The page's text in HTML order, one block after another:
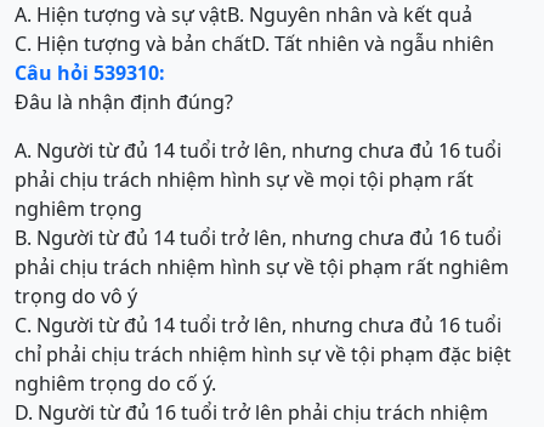
A. Hiện tượng và sự vậtB. Nguyên nhân và kết quả
C. Hiện tượng và bản chấtD. Tất nhiên và ngẫu nhiên
Câu hỏi 539310:
Đâu là nhận định đúng?
A. Người từ đủ 14 tuổi trở lên, nhưng chưa đủ 16 tuổi
phải chịu trách nhiệm hình sự về mọi tội phạm rất
nghiêm trọng
B. Người từ đủ 14 tuổi trở lên, nhưng chưa đủ 16 tuổi
phải chịu trách nhiệm hình sự về tội phạm rất nghiêm
trọng do vô ý
C. Người từ đủ 14 tuổi trở lên, nhưng chưa đủ 16 tuổi
chỉ phải chịu trách nhiệm hình sự về tội phạm đặc biệt
nghiêm trọng do cố ý.
D. Người từ đủ 16 tuổi trở lên phải chịu trách nhiệm